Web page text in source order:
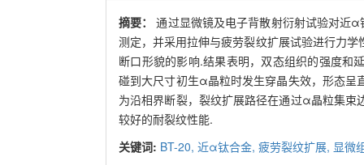
摘要：通过显微镜及电子背散射衍射试验对近
测定，并采用拉伸与疲劳裂纹扩展试验进行力
断口形貌的影响.结果表明，双态组织的强度和
碰到大尺寸初生α晶粒时发生穿晶失效，形态呈
为沿相界断裂，裂纹扩展路径在通过α晶粒集
较好的耐裂纹性能.
关键词: BT-20, 近α钛合金, 疲劳裂纹扩展, 显微